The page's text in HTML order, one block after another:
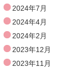
2024年7月
2024年4月
2024年2月
2023年12月
2023年11月